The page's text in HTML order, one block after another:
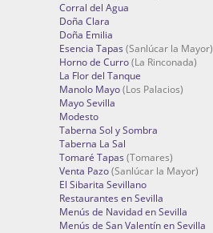
Corral del Agua
Doña Clara
Doña Emilia
Esencia Tapas (Sanlúcar la Mayor)
Horno de Curro(La Rinconada)
La Flor del Tanque
Manolo Mayo(Los Palacios)
Mayo Sevilla
Modesto
Taberna Sol y Sombra
Taberna La Sal
Tomaré Tapas (Tomares)
Venta Pazo(Sanlúcar la Mayor)
El Sibarita Sevillano
Restaurantes en Sevilla
Menús de Navidad en Sevilla
Menús de San Valentín en Sevilla